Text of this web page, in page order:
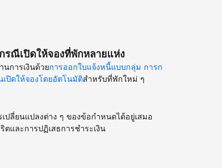
รณีเปิดให้จองที่พักหลายแห่ง
นการเงินด้วยการออกใบแจ้งหนี้แบบกลุ่ม การก
เปิดให้จองโดยอัตโนมัติสำหรับที่พักใหม่ ๆ
ปลี่ยนแปลงต่าง ๆ ของข้อกำหนดได้อยู่เสมอ
ตและการปฏิเสธการชำระเงิน